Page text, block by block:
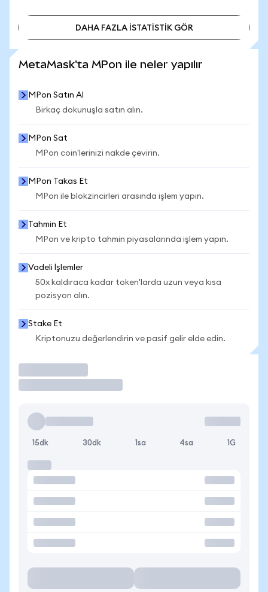
DAHA FAZLA İSTATİSTİK GÖR
MetaMask'ta MPon ile neler yapılır
MPon Satın Al
Birkaç dokunuşla satın alın.
MPon Sat
MPon coin'lerinizi nakde çevirin.
MPon Takas Et
MPon ile blokzincirleri arasında işlem yapın.
Tahmin Et
MPon ve kripto tahmin piyasalarında işlem yapın.
Vadeli İşlemler
50x kaldıraca kadar token'larda uzun veya kısa
pozisyon alın.
Stake Et
Kriptonuzu değerlendirin ve pasif gelir elde edin.
15dk 30dk 1sa 4sa 1G